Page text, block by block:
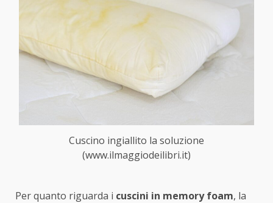
Cuscino ingiallito la soluzione
(www.ilmaggiodeilibri.it)
Per quanto riguarda i cuscini in memory foam, la